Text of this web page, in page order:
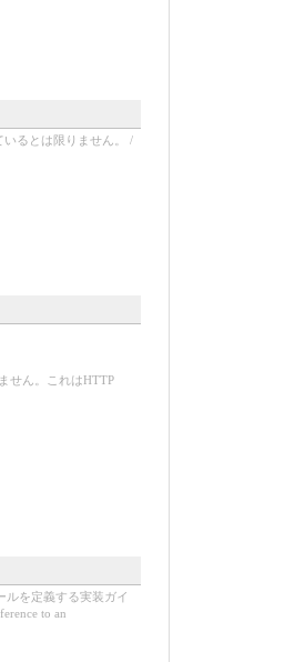
るとは限りません。 /
せん。これはHTTP
ルを定義する実装ガイ
to an